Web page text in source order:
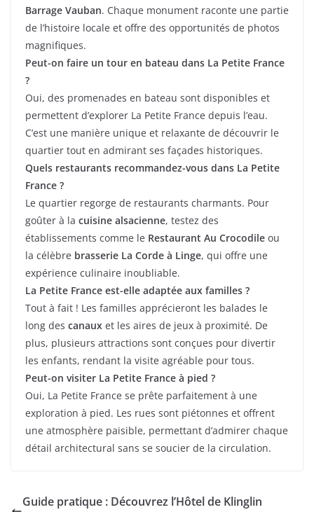
Barrage Vauban. Chaque monument raconte une partie
de l’histoire locale et offre des opportunités de photos
magnifiques.
Peut-on faire un tour en bateau dans La Petite France
?
Oui, des promenades en bateau sont disponibles et
permettent d’explorer La Petite France depuis l’eau.
C’est une manière unique et relaxante de découvrir le
quartier tout en admirant ses façades historiques.
Quels restaurants recommandez-vous dans La Petite
France ?
Le quartier regorge de restaurants charmants. Pour
goûter à la cuisine alsacienne, testez des
établissements comme le Restaurant Au Crocodile ou
la célèbre brasserie La Corde à Linge, qui offre une
expérience culinaire inoubliable.
La Petite France est-elle adaptée aux familles ?
Tout à fait ! Les familles apprécieront les balades le
long des canaux et les aires de jeux à proximité. De
plus, plusieurs attractions sont conçues pour divertir
les enfants, rendant la visite agréable pour tous.
Peut-on visiter La Petite France à pied ?
Oui, La Petite France se prête parfaitement à une
exploration à pied. Les rues sont piétonnes et offrent
une atmosphère paisible, permettant d’admirer chaque
détail architectural sans se soucier de la circulation.
Guide pratique : Découvrez l’Hôtel de Klinglin